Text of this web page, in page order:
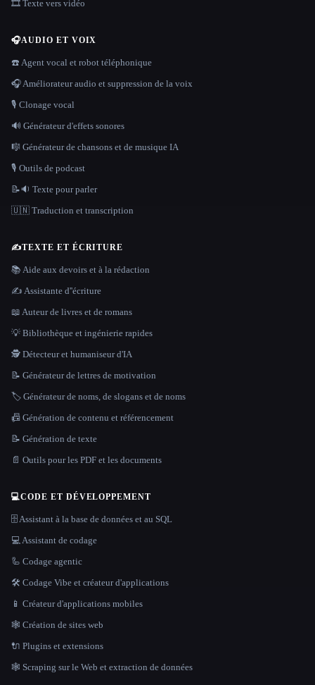
🎞️ Texte vers vidéo
🎧AUDIO ET VOIX
☎️ Agent vocal et robot téléphonique
🎧 Améliorateur audio et suppression de la voix
🎙️ Clonage vocal
🔊 Générateur d'effets sonores
🎼 Générateur de chansons et de musique IA
🎙️ Outils de podcast
📝🔉 Texte pour parler
🇺🇳 Traduction et transcription
✍️TEXTE ET ÉCRITURE
📚 Aide aux devoirs et à la rédaction
✍️ Assistante d''écriture
📖 Auteur de livres et de romans
💡 Bibliothèque et ingénierie rapides
🕵️ Détecteur et humaniseur d'IA
📝 Générateur de lettres de motivation
🏷️ Générateur de noms, de slogans et de noms
📠 Génération de contenu et référencement
📝 Génération de texte
📄 Outils pour les PDF et les documents
💻CODE ET DÉVELOPPEMENT
🗄️ Assistant à la base de données et au SQL
💻 Assistant de codage
🦾 Codage agentic
🛠️ Codage Vibe et créateur d'applications
📱 Créateur d'applications mobiles
🕸 Création de sites web
🔌 Plugins et extensions
🕸️ Scraping sur le Web et extraction de données